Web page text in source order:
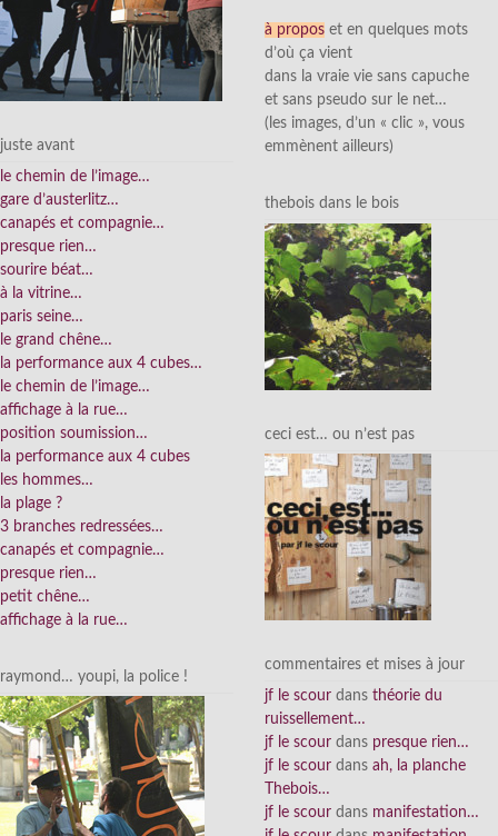
juste avant
le chemin de l’image…
gare d’austerlitz…
canapés et compagnie…
presque rien…
sourire béat…
à la vitrine…
paris seine…
le grand chêne…
la performance aux 4 cubes…
le chemin de l’image…
affichage à la rue…
position soumission…
la performance aux 4 cubes
les hommes…
la plage ?
3 branches redressées…
canapés et compagnie…
presque rien…
petit chêne…
affichage à la rue…
raymond… youpi, la police !
à propos et en quelques mots
d’où ça vient
dans la vraie vie sans capuche
et sans pseudo sur le net…
(les images, d’un « clic », vous
emmènent ailleurs)
thebois dans le bois
ceci est… ou n’est pas
commentaires et mises à jour
jf le scour dans théorie du
ruissellement…
jf le scour dans presque rien…
jf le scour dans ah, la planche
Thebois…
jf le scour dans manifestation…